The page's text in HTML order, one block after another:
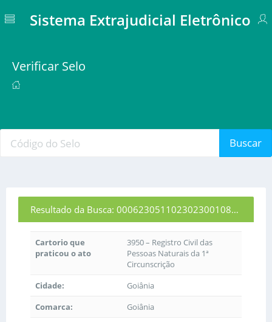
Sistema Extrajudicial Eletrônico
Verificar Selo
Buscar
Resultado da Busca: 00062305110230230010823
Cartorio que
praticou o ato
3950 – Registro Civil das
Pessoas Naturais da 1ª
Circunscrição
Cidade:
Goiânia
Comarca:
Goiânia